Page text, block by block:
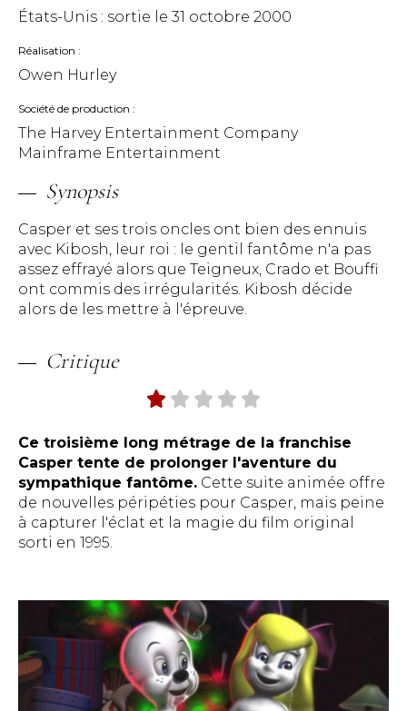
États-Unis : sortie le 31 octobre 2000
Réalisation
Owen Hurley
Société de production
The Harvey Entertainment Company
Mainframe Entertainment
Synopsis
Casper et ses trois oncles ont bien des ennuis
avec Kibosh, leur roi : le gentil fantôme n'a pas
assez effrayé alors que Teigneux, Crado et Bouffi
ont commis des irrégularités. Kibosh décide
alors de les mettre à l'épreuve.
Critique
Ce troisième long métrage de la franchise
Casper tente de prolonger l'aventure du
sympathique fantôme. Cette suite animée offre
de nouvelles péripéties pour Casper, mais peine
à capturer l'éclat et la magie du film original
sorti en 1995.